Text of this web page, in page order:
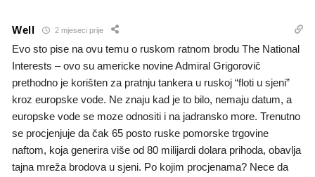
Well 2 mjeseci prije
Evo sto pise na ovu temu o ruskom ratnom brodu The National
Interests – ovo su americke novine Admiral Grigorovič
prethodno je korišten za pratnju tankera u ruskoj “floti u sjeni”
kroz europske vode. Ne znaju kad je to bilo, nemaju datum, a
europske vode se moze odnositi i na jadransko more. Trenutno
se procjenjuje da čak 65 posto ruske pomorske trgovine
naftom, koja generira više od 80 milijardi dolara prihoda, obavlja
tajna mreža brodova u sjeni. Po kojim procjenama? Nece da